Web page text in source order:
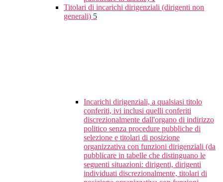
Titolari di incarichi dirigenziali (dirigenti non
generali) 5
Incarichi dirigenziali, a qualsiasi titolo
conferiti, ivi inclusi quelli conferiti
discrezionalmente dall'organo di indirizzo
politico senza procedure pubbliche di
selezione e titolari di posizione
organizzativa con funzioni dirigenziali (da
pubblicare in tabelle che distinguano le
seguenti situazioni: dirigenti, dirigenti
individuati discrezionalmente, titolari di